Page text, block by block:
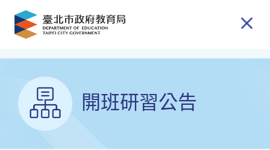
跳到主要內容
開班研習公告